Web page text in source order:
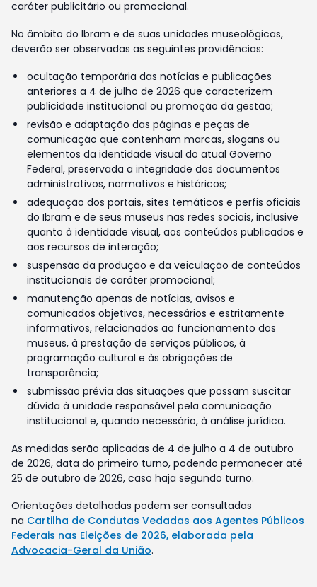
caráter publicitário ou promocional.
No âmbito do Ibram e de suas unidades museológicas,
deverão ser observadas as seguintes providências:
ocultação temporária das notícias e publicações
anteriores a 4 de julho de 2026 que caracterizem
publicidade institucional ou promoção da gestão;
revisão e adaptação das páginas e peças de
comunicação que contenham marcas, slogans ou
elementos da identidade visual do atual Governo
Federal, preservada a integridade dos documentos
administrativos, normativos e históricos;
adequação dos portais, sites temáticos e perfis oficiais
do Ibram e de seus museus nas redes sociais, inclusive
quanto à identidade visual, aos conteúdos publicados e
aos recursos de interação;
suspensão da produção e da veiculação de conteúdos
institucionais de caráter promocional;
manutenção apenas de notícias, avisos e
comunicados objetivos, necessários e estritamente
informativos, relacionados ao funcionamento dos
museus, à prestação de serviços públicos, à
programação cultural e às obrigações de
transparência;
submissão prévia das situações que possam suscitar
dúvida à unidade responsável pela comunicação
institucional e, quando necessário, à análise jurídica.
As medidas serão aplicadas de 4 de julho a 4 de outubro
de 2026, data do primeiro turno, podendo permanecer até
25 de outubro de 2026, caso haja segundo turno.
Orientações detalhadas podem ser consultadas
na Cartilha de Condutas Vedadas aos Agentes Públicos
Federais nas Eleições de 2026, elaborada pela
Advocacia-Geral da União.